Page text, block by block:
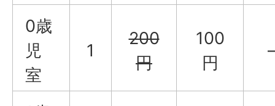
0歳
児
室
1
200
円
100
円